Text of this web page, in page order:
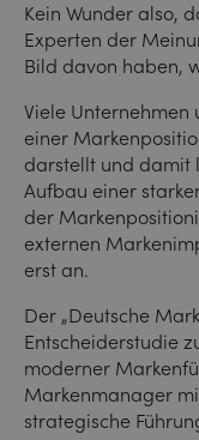
Kein Wunder also,
Experten der
Bild davon haben,
Viele Unternehmen
einer
darstellt und damit
Aufbau einer
der
externen
erst an.
Der „Deutsche
Entscheiderstudie
moderner
Markenmanager
strategische